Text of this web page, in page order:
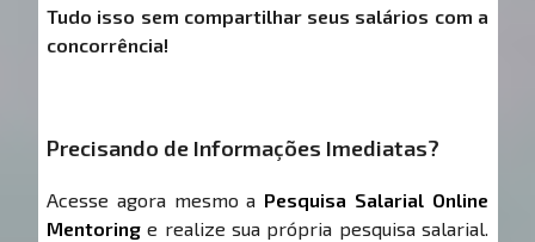
Tudo isso sem compartilhar seus salários com a
concorrência!
Precisando de Informações Imediatas?
Acesse agora mesmo a Pesquisa Salarial Online
Mentoring e realize sua própria pesquisa salarial.